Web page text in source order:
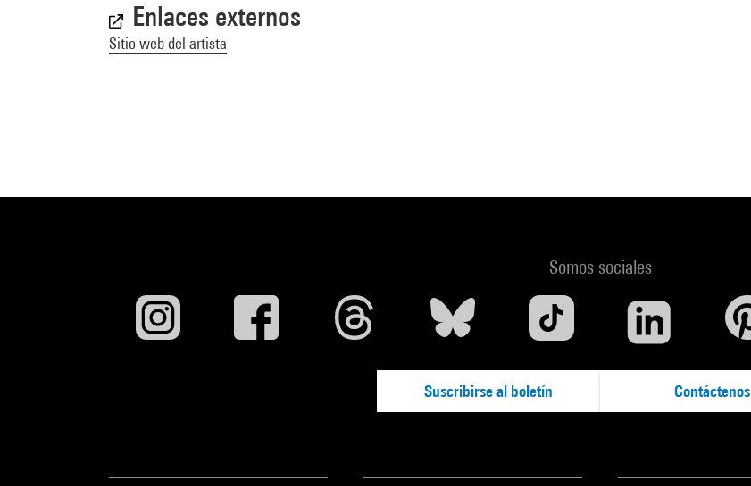
Enlaces externos
Sitio web del artista
Somos sociales
Suscribirse al boletín Contáctenos